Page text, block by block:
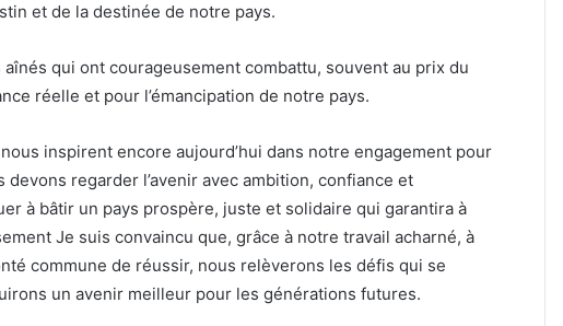
et de la destinée de notre pays.
qui ont courageusement combattu, souvent au prix du
réelle et pour l’émancipation de notre pays.
inspirent encore aujourd’hui dans notre engagement pour
regarder l’avenir avec ambition, confiance et
à bâtir un pays prospère, juste et solidaire qui garantira à
Je suis convaincu que, grâce à notre travail acharné, à
commune de réussir, nous relèverons les défis qui se
un avenir meilleur pour les générations futures.